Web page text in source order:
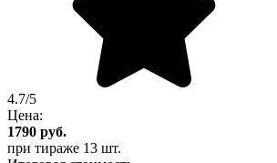
4.7/5
Цена:
1790 руб.
при тираже 13 шт.